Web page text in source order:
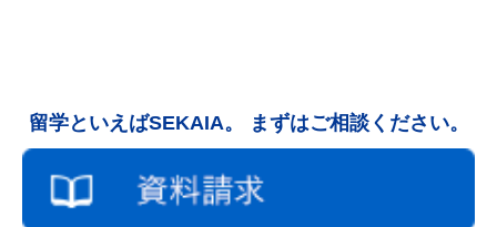
きに警告を表示させたりすることができます。クッキーを拒否した場
【個人情報に関するお問い合わせ先】
留学といえばSEKAIA。 まずはご相談ください。